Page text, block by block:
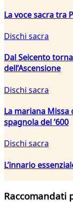
La voce sacra tra
Dischi sacra
Dal Seicento
dell’Ascensione
Dischi sacra
La mariana
spagnola del ’600
Dischi sacra
L’innario
Raccomandati